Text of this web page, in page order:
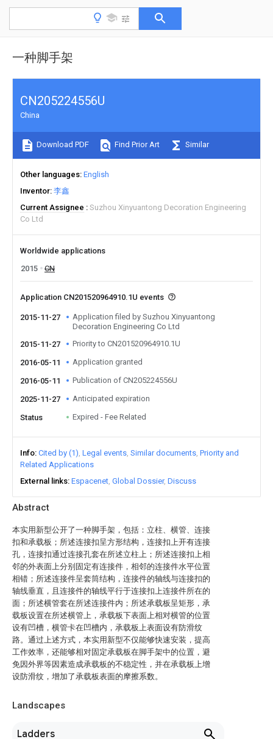
一种脚手架
Abstract
本实用新型公开了一种脚手架，包括：立柱、横管、连接
扣和承载板；所述连接扣呈方形结构，连接扣上开有连接
孔，连接扣通过连接孔套在所述立柱上；所述连接扣上相
邻的外表面上分别固定有连接件，相邻的连接件水平位置
相错；所述连接件呈套筒结构，连接件的轴线与连接扣的
轴线垂直，且连接件的轴线平行于连接扣上连接件所在的
面；所述横管套在所述连接件内；所述承载板呈矩形，承
载板设置在所述横管上，承载板下表面上相对横管的位置
设有凹槽，横管卡在凹槽内，承载板上表面设有防滑纹
路。通过上述方式，本实用新型不仅能够快速安装，提高
工作效率，还能够相对固定承载板在脚手架中的位置，避
免因外界等因素造成承载板的不稳定性，并在承载板上增
设防滑纹，增加了承载板表面的摩擦系数。
Landscapes
Ladders
CN205224556U
China
Download PDF Find Prior Art Similar
Other languages English
Inventor 李鑫
Current Assignee
Suzhou Xinyuantong Decoration Engineering
Co Ltd
Worldwide applications
2015
CN
Application CN201520964910.1U events
2015-11-27
Application filed by Suzhou Xinyuantong
Decoration Engineering Co Ltd
2015-11-27
Priority to CN201520964910.1U
2016-05-11 Application granted
2016-05-11 Publication of CN205224556U
2025-11-27 Anticipated expiration
Status Expired - Fee Related
Info Cited by (1) Legal events Similar documents Priority and
Related Applications
External links Espacenet Global Dossier Discuss